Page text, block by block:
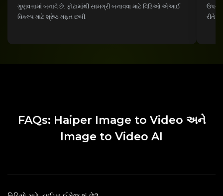
ગુણવત્તામાં બનાવે છે. ફોટામાંથી સામગ્રી બનાવવા માટે વિડિઓ એઆઈ
વિકલ્પ માટે શ્રેષ્ઠ મફત છબી.
રીતે
FAQs: Haiper Image to Video અને
Image to Video AI